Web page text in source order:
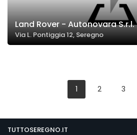
Land Rover - Autonovara S.r.l.
Via L. Pontiggia 12, Seregno
1 2 3
TUTTOSEREGNO.IT